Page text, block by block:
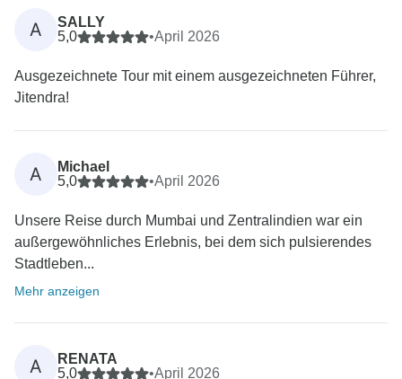
A
SALLY
5,0
•April 2026
Ausgezeichnete Tour mit einem ausgezeichneten Führer,
Jitendra!
A
Michael
5,0
•April 2026
Unsere Reise durch Mumbai und Zentralindien war ein
außergewöhnliches Erlebnis, bei dem sich pulsierendes
Stadtleben...
Mehr anzeigen
A
RENATA
5,0
•April 2026